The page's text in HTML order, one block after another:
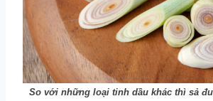
So với những loại tinh dầu khác thì sả